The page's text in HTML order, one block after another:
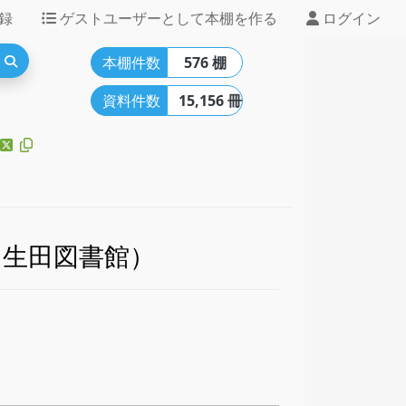
ゲストユーザーとして本棚を作る ログイン
本棚件数
576 棚
資料件数
15,156 冊
田図書館）